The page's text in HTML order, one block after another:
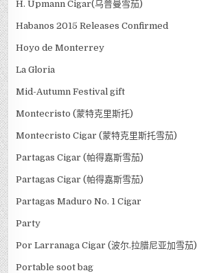
H. Upmann Cigar(乌普曼雪茄)
Habanos 2015 Releases Confirmed
Hoyo de Monterrey
La Gloria
Mid-Autumn Festival gift
Montecristo (蒙特克里斯托)
Montecristo Cigar (蒙特克里斯托雪茄)
Partagas Cigar (帕得嘉斯雪茄)
Partagas Cigar (帕得嘉斯雪茄)
Partagas Maduro No. 1 Cigar
Party
Por Larranaga Cigar (波尔.拉腊尼亚加雪茄)
Portable soot bag